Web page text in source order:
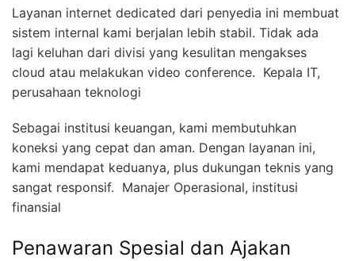
Layanan internet dedicated dari penyedia ini membuat
sistem internal kami berjalan lebih stabil. Tidak ada
lagi keluhan dari divisi yang kesulitan mengakses
cloud atau melakukan video conference.  Kepala IT,
perusahaan teknologi
Sebagai institusi keuangan, kami membutuhkan
koneksi yang cepat dan aman. Dengan layanan ini,
kami mendapat keduanya, plus dukungan teknis yang
sangat responsif.  Manajer Operasional, institusi
finansial
Penawaran Spesial dan Ajakan